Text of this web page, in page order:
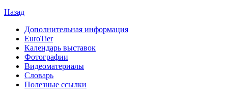
Назад
Дополнительная информация
EuroTier
Календарь выставок
Фотографии
Видеоматериалы
Словарь
Полезные ссылки